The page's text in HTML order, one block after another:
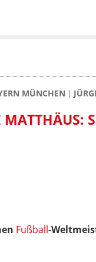
MÜNCHEN
Fußball-